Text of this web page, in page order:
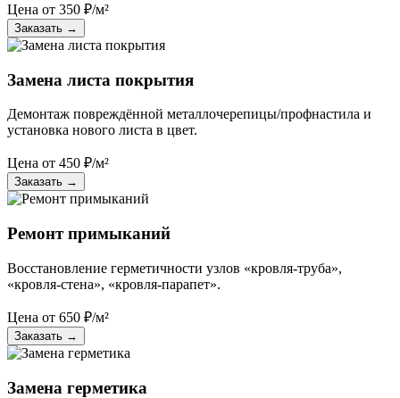
Цена от 350 ₽/м²
Заказать →
Замена листа покрытия
Демонтаж повреждённой металлочерепицы/профнастила и
установка нового листа в цвет.
Цена от 450 ₽/м²
Заказать →
Ремонт примыканий
Восстановление герметичности узлов «кровля-труба»,
«кровля-стена», «кровля-парапет».
Цена от 650 ₽/м²
Заказать →
Замена герметика